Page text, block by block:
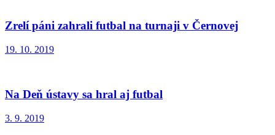
Zrelí páni zahrali futbal na turnaji v Černovej
19. 10. 2019
Na Deň ústavy sa hral aj futbal
3. 9. 2019